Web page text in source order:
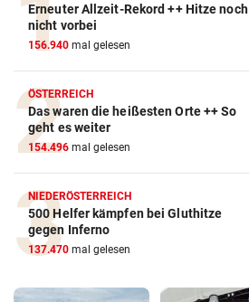
Erneuter Allzeit-Rekord ++ Hitze noch
nicht vorbei
156.940 mal gelesen
ÖSTERREICH
Das waren die heißesten Orte ++ So
geht es weiter
154.496 mal gelesen
NIEDERÖSTERREICH
500 Helfer kämpfen bei Gluthitze
gegen Inferno
137.470 mal gelesen